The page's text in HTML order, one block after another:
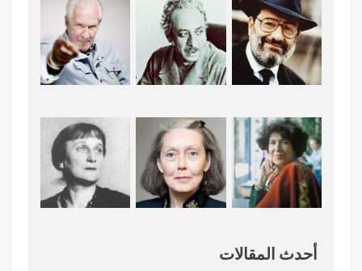
أحدث المقالات